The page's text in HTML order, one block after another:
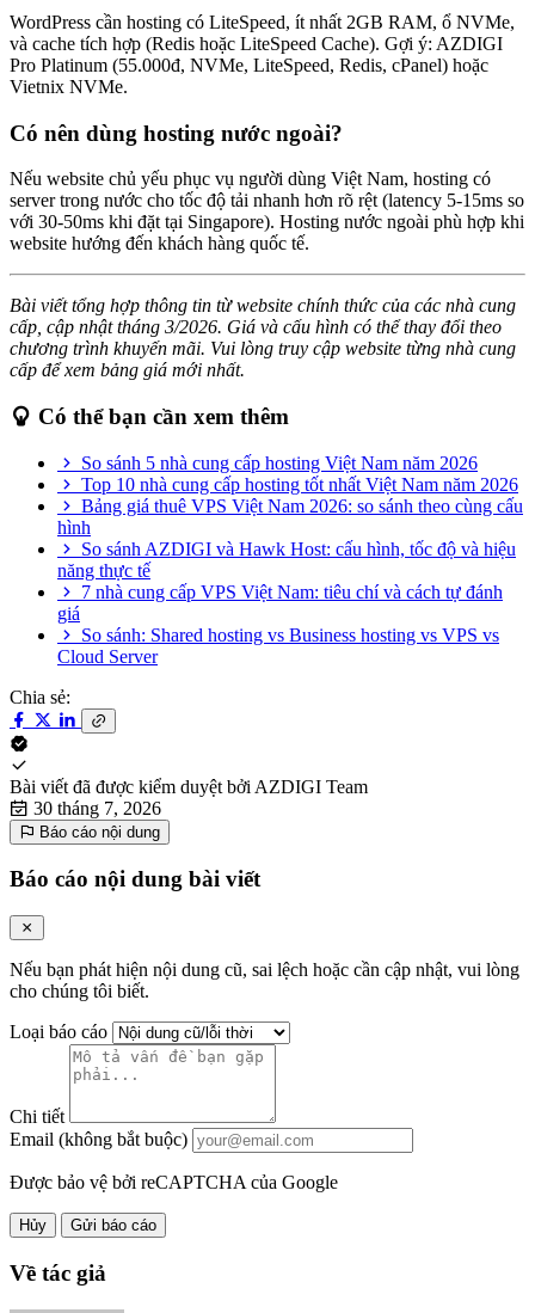
WordPress cần hosting có LiteSpeed, ít nhất 2GB RAM, ổ NVMe,
và cache tích hợp (Redis hoặc LiteSpeed Cache). Gợi ý: AZDIGI
Pro Platinum (55.000đ, NVMe, LiteSpeed, Redis, cPanel) hoặc
Vietnix NVMe.
Có nên dùng hosting nước ngoài?
Nếu website chủ yếu phục vụ người dùng Việt Nam, hosting có
server trong nước cho tốc độ tải nhanh hơn rõ rệt (latency 5-15ms so
với 30-50ms khi đặt tại Singapore). Hosting nước ngoài phù hợp khi
website hướng đến khách hàng quốc tế.
Bài viết tổng hợp thông tin từ website chính thức của các nhà cung
cấp, cập nhật tháng 3/2026. Giá và cấu hình có thể thay đổi theo
chương trình khuyến mãi. Vui lòng truy cập website từng nhà cung
cấp để xem bảng giá mới nhất.
Có thể bạn cần xem thêm
So sánh 5 nhà cung cấp hosting Việt Nam năm 2026
Top 10 nhà cung cấp hosting tốt nhất Việt Nam năm 2026
Bảng giá thuê VPS Việt Nam 2026: so sánh theo cùng cấu
hình
So sánh AZDIGI và Hawk Host: cấu hình, tốc độ và hiệu
năng thực tế
7 nhà cung cấp VPS Việt Nam: tiêu chí và cách tự đánh
giá
So sánh: Shared hosting vs Business hosting vs VPS vs
Cloud Server
Chia sẻ:
Bài viết đã được kiểm duyệt bởi AZDIGI Team
30 tháng 7, 2026
Báo cáo nội dung
Báo cáo nội dung bài viết
Nếu bạn phát hiện nội dung cũ, sai lệch hoặc cần cập nhật, vui lòng
cho chúng tôi biết.
Loại báo cáo
Chi tiết
Email (không bắt buộc)
Được bảo vệ bởi reCAPTCHA của Google
Hủy Gửi báo cáo
Về tác giả